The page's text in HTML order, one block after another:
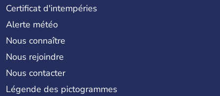
Certificat d'intempéries
Alerte météo
Nous connaître
Nous rejoindre
Nous contacter
Légende des pictogrammes